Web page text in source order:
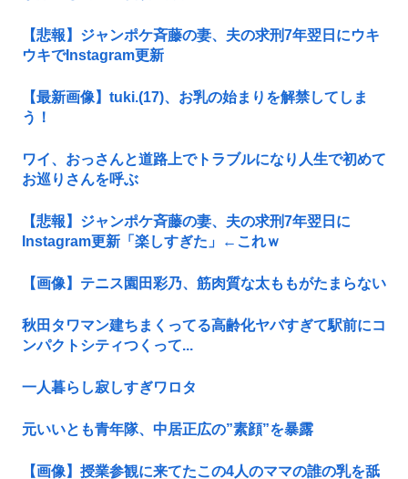
【悲報】ジャンポケ斉藤の妻、夫の求刑7年翌日にウキ
ウキでInstagram更新
【最新画像】tuki.(17)、お乳の始まりを解禁してしま
う！
ワイ、おっさんと道路上でトラブルになり人生で初めて
お巡りさんを呼ぶ
【悲報】ジャンポケ斉藤の妻、夫の求刑7年翌日に
Instagram更新「楽しすぎた」←これｗ
【画像】テニス園田彩乃、筋肉質な太ももがたまらない
秋田タワマン建ちまくってる高齢化ヤバすぎて駅前にコ
ンパクトシティつくって...
一人暮らし寂しすぎワロタ
元いいとも青年隊、中居正広の”素顔”を暴露
【画像】授業参観に来てたこの4人のママの誰の乳を舐